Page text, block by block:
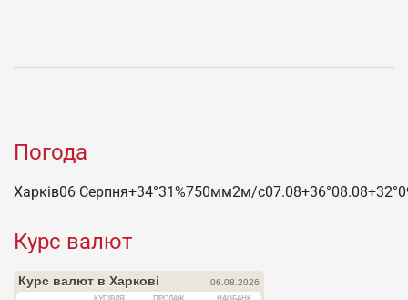
Погода
Харків06 Серпня+34°31%750мм2м/c07.08+36°08.08+32°
Курс валют